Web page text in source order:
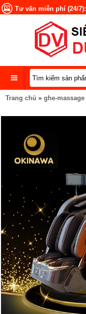
Tư vấn miễn phí (24/7):
DANH
SẢN
Trang chủ » ghe-massage